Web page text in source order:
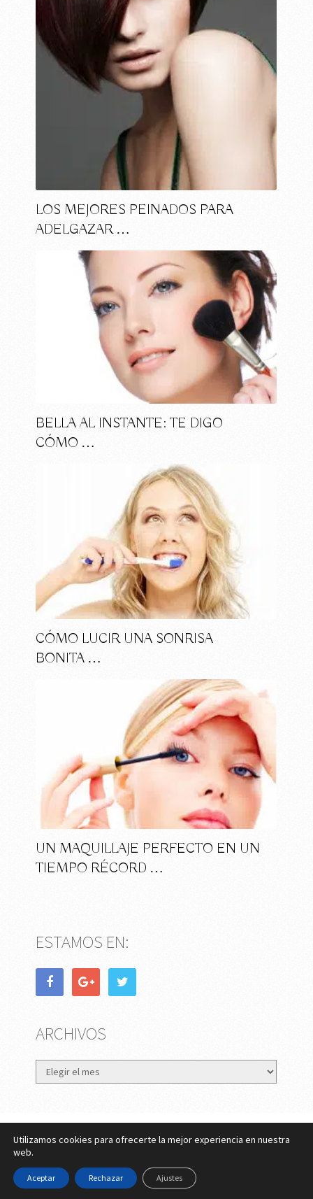
LOS MEJORES PEINADOS PARA
ADELGAZAR …
BELLA AL INSTANTE: TE DIGO
CÓMO …
CÓMO LUCIR UNA SONRISA
BONITA …
UN MAQUILLAJE PERFECTO EN UN
TIEMPO RÉCORD …
ESTAMOS EN:
ARCHIVOS
Archivos
eMujer.com
Copyright © 2026.
Contactar ||Datos Legales y Privacidad
Cookies
Utilizamos cookies para ofrecerte la mejor experiencia en nuestra
web.
Aceptar Rechazar Ajustes